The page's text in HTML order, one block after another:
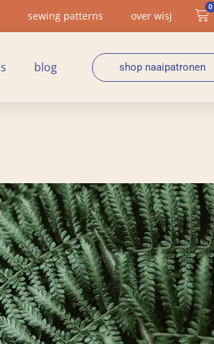
sewing patterns over wisj
0
blog shop naaipatronen